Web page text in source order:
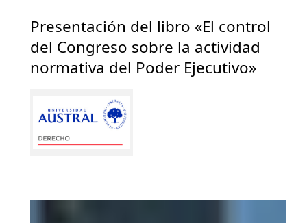
Presentación del libro «El control
del Congreso sobre la actividad
normativa del Poder Ejecutivo»